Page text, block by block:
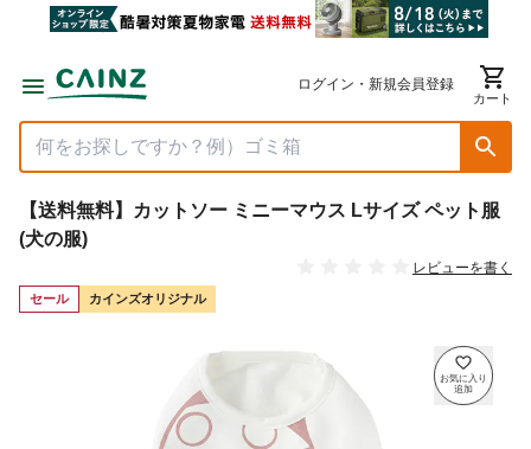
ログイン・新規会員登録
カート
【送料無料】カットソー ミニーマウス Lサイズ ペット服
(犬の服)
レビューを書く
セール カインズオリジナル